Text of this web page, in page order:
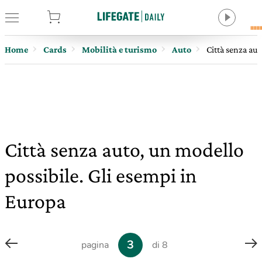
Home Cards Mobilità e turismo Auto Città senza
Città senza auto, un modello
possibile. Gli esempi in
Europa
pagina 3 di 8